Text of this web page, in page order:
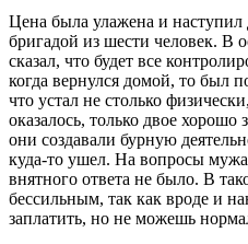
Цена была улажена и наступил
бригадой из шести человек. В
сказал, что будет все
когда вернулся домой, то был
что устал не столько
оказалось, только двое хорошо
они создавали бурную
куда-то ушел. На вопросы
внятного ответа не было. В
бессильным, так как вроде и
заплатить, но не можешь